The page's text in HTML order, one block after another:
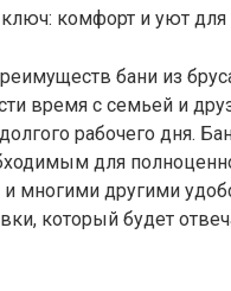
бани из
время с семьей и
рабочего дня.
для
многими другими
который будет